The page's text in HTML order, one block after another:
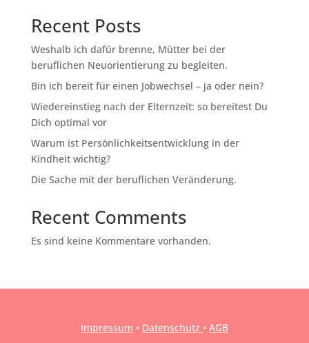
Recent Posts
Weshalb ich dafür brenne, Mütter bei der
beruflichen Neuorientierung zu begleiten.
Bin ich bereit für einen Jobwechsel – ja oder nein?
Wiedereinstieg nach der Elternzeit: so bereitest Du
Dich optimal vor
Warum ist Persönlichkeitsentwicklung in der
Kindheit wichtig?
Die Sache mit der beruflichen Veränderung.
Recent Comments
Es sind keine Kommentare vorhanden.
Impressum • Datenschutz • AGB